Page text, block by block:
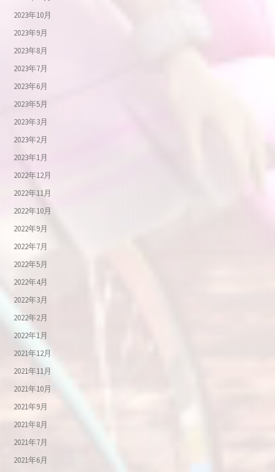
2023年10月
2023年9月
2023年8月
2023年7月
2023年6月
2023年5月
2023年3月
2023年2月
2023年1月
2022年12月
2022年11月
2022年10月
2022年9月
2022年7月
2022年5月
2022年4月
2022年3月
2022年2月
2022年1月
2021年12月
2021年11月
2021年10月
2021年9月
2021年8月
2021年7月
2021年6月